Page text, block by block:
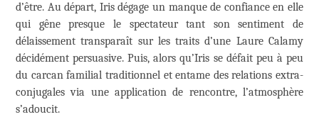
d’être. Au départ, Iris dégage un manque de confiance en elle
qui gêne presque le spectateur tant son sentiment de
délaissement transparaît sur les traits d’une Laure Calamy
décidément persuasive. Puis, alors qu’Iris se défait peu à peu
du carcan familial traditionnel et entame des relations extra-
conjugales via une application de rencontre, l’atmosphère
s’adoucit.